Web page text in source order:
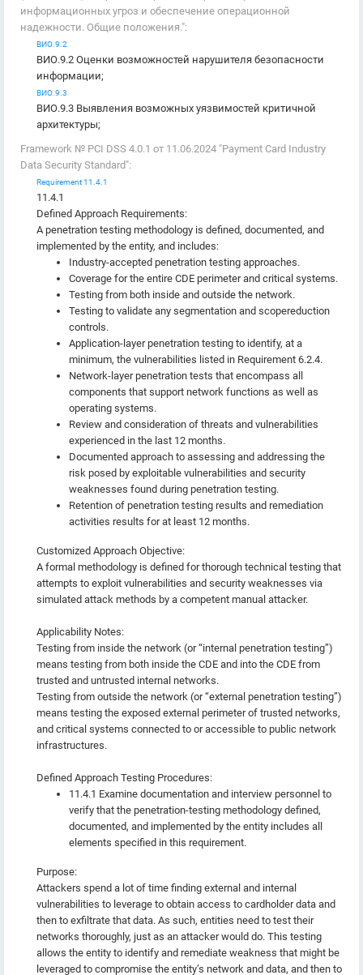
информационных угроз и обеспечение операционной
надежности. Общие положения.":
ВИО.9.2
ВИО.9.2 Оценки возможностей нарушителя безопасности
информации;
ВИО.9.3
ВИО.9.3 Выявления возможных уязвимостей критичной
архитектуры;
Framework № PCI DSS 4.0.1 от 11.06.2024 "Payment Card Industry
Data Security Standard":
Requirement 11.4.1
11.4.1
Defined Approach Requirements:
A penetration testing methodology is defined, documented, and
implemented by the entity, and includes:
Industry-accepted penetration testing approaches.
Coverage for the entire CDE perimeter and critical systems.
Testing from both inside and outside the network.
Testing to validate any segmentation and scopereduction
controls.
Application-layer penetration testing to identify, at a
minimum, the vulnerabilities listed in Requirement 6.2.4.
Network-layer penetration tests that encompass all
components that support network functions as well as
operating systems.
Review and consideration of threats and vulnerabilities
experienced in the last 12 months.
Documented approach to assessing and addressing the
risk posed by exploitable vulnerabilities and security
weaknesses found during penetration testing.
Retention of penetration testing results and remediation
activities results for at least 12 months.
Customized Approach Objective:
A formal methodology is defined for thorough technical testing that
attempts to exploit vulnerabilities and security weaknesses via
simulated attack methods by a competent manual attacker.
Applicability Notes:
Testing from inside the network (or “internal penetration testing”)
means testing from both inside the CDE and into the CDE from
trusted and untrusted internal networks.
Testing from outside the network (or “external penetration testing”)
means testing the exposed external perimeter of trusted networks,
and critical systems connected to or accessible to public network
infrastructures.
Defined Approach Testing Procedures:
11.4.1 Examine documentation and interview personnel to
verify that the penetration-testing methodology defined,
documented, and implemented by the entity includes all
elements specified in this requirement.
Purpose:
Attackers spend a lot of time finding external and internal
vulnerabilities to leverage to obtain access to cardholder data and
then to exfiltrate that data. As such, entities need to test their
networks thoroughly, just as an attacker would do. This testing
allows the entity to identify and remediate weakness that might be
leveraged to compromise the entity’s network and data, and then to